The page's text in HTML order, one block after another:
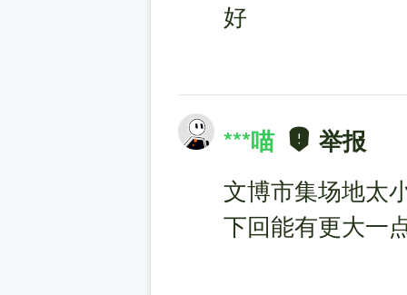
好
***喵
举报
文博市集场地太
下回能有更大一